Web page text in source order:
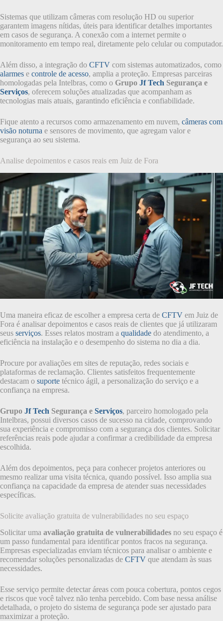
Sistemas que utilizam câmeras com resolução HD ou superior
garantem imagens nítidas, úteis para identificar detalhes importantes
em casos de segurança. A conexão com a internet permite o
monitoramento em tempo real, diretamente pelo celular ou computador.
Além disso, a integração do CFTV com sistemas automatizados, como
alarmes e controle de acesso, amplia a proteção. Empresas parceiras
homologadas pela Intelbras, como o Grupo Jf Tech Segurança e
Serviços, oferecem soluções atualizadas que acompanham as
tecnologias mais atuais, garantindo eficiência e confiabilidade.
Fique atento a recursos como armazenamento em nuvem, câmeras com
visão noturna e sensores de movimento, que agregam valor e
segurança ao seu sistema.
Analise depoimentos e casos reais em Juiz de Fora
Uma maneira eficaz de escolher a empresa certa de CFTV em Juiz de
Fora é analisar depoimentos e casos reais de clientes que já utilizaram
seus serviços. Esses relatos mostram a qualidade do atendimento, a
eficiência na instalação e o desempenho do sistema no dia a dia.
Procure por avaliações em sites de reputação, redes sociais e
plataformas de reclamação. Clientes satisfeitos frequentemente
destacam o suporte técnico ágil, a personalização do serviço e a
confiança na empresa.
Grupo Jf Tech Segurança e Serviços, parceiro homologado pela
Intelbras, possui diversos casos de sucesso na cidade, comprovando
sua experiência e compromisso com a segurança dos clientes. Solicitar
referências reais pode ajudar a confirmar a credibilidade da empresa
escolhida.
Além dos depoimentos, peça para conhecer projetos anteriores ou
mesmo realizar uma visita técnica, quando possível. Isso amplia sua
confiança na capacidade da empresa de atender suas necessidades
específicas.
Solicite avaliação gratuita de vulnerabilidades no seu espaço
Solicitar uma avaliação gratuita de vulnerabilidades no seu espaço é
um passo fundamental para identificar pontos fracos na segurança.
Empresas especializadas enviam técnicos para analisar o ambiente e
recomendar soluções personalizadas de CFTV que atendam às suas
necessidades.
Esse serviço permite detectar áreas com pouca cobertura, pontos cegos
e riscos que você talvez não tenha percebido. Com base nessa análise
detalhada, o projeto do sistema de segurança pode ser ajustado para
maximizar a proteção.